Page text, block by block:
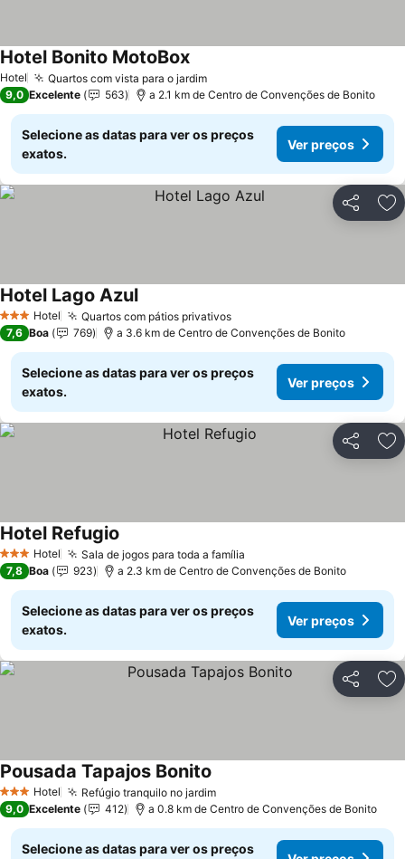
Hotel Quartos com vista para o jardimVer preços
Hotel Bonito MotoBoxVer preços
9,0 Excelente 563 a 2.1 km de Centro de Convenções de Bonito
Selecione as datas para ver os preços
exatos.
Ver preços
Partilhar
3 EstrelasHotel Quartos com pátios privativosVer preços
Hotel Lago AzulVer preços
7,6 Boa 769 a 3.6 km de Centro de Convenções de Bonito
Selecione as datas para ver os preços
exatos.
Ver preços
Partilhar
3 EstrelasHotel Sala de jogos para toda a família
Hotel Refugio
7,8 Boa 923 a 2.3 km de Centro de Convenções de Bonito
Selecione as datas para ver os preços
exatos.
Ver preços
Partilhar
3 EstrelasHotel Refúgio tranquilo no jardimVer preços
Pousada Tapajos Bonito
9,0 Excelente 412 a 0.8 km de Centro de Convenções de Bonito
Selecione as datas para ver os preços